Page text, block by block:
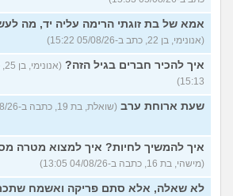
26)
לוקח אותי לדייטים גרועים
האם להמשיך?
(נטע, בת 21)
עוד שאלות חדשות
אמא של בת זוגתי הרימה עליה יד, מה
(אנונימי, בן 22, כתב ב-05/08/26 15:22)
איך להכיר חברים בגיל הזה?
15:13)
שעת ארוחת ערב (שואלת, בת 19, כתבה ב-04/08/26 13:14)
איך להמשיך לחיות? איך למצוא מטרה
(מישהי, בת 16, כתבה ב-04/08/26 13:05)
לא שאלה, אלא סתם פריקה ואשמח